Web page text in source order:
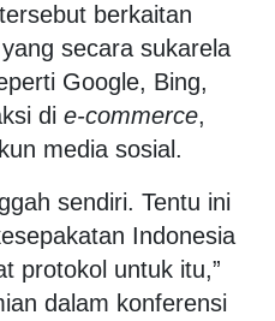
berkaitan
secara sukarela
Google, Bing,
di e-commerce,
media sosial.
sendiri. Tentu ini
Indonesia
protokol untuk itu,”
dalam konferensi